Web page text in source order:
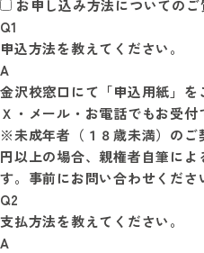
お申し込み方法についてのご
Q1
申込方法を教えてください。
A
金沢校窓口にて「申込用紙」
Ｘ・メール・お電話でもお受付
※未成年者（１８歳未満）のご
円以上の場合、親権者自筆に
Q2
支払方法を教えてください。
A